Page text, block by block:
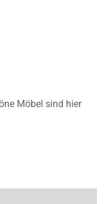
Möbel sind hier